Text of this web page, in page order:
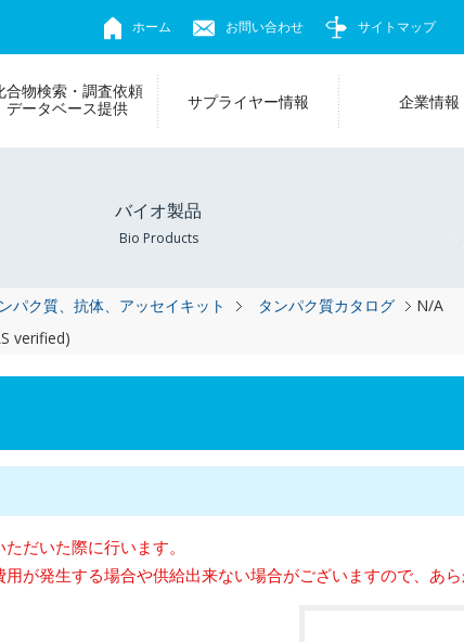
ホーム お問い合わせ サイトマップ
合物検索・調査依頼
データベース提供
サプライヤー情報 企業情報
バイオ製品
Bio Products
パク質、抗体、アッセイキット タンパク質カタログ
N/A
verified)
だいた際に行います。
が発生する場合や供給出来ない場合がございますので、あら